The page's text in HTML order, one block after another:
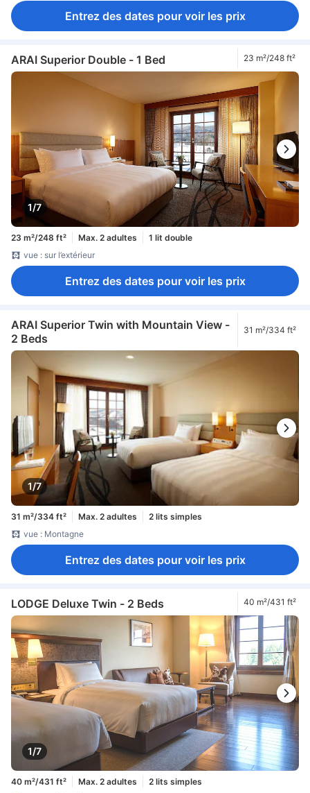
Entrez des dates pour voir les prix
ARAI Superior Double - 1 Bed 23 m²/248 ft²
1/7
23 m²/248 ft² Max. 2 adultes
1 lit double
vue : sur l’extérieur
Entrez des dates pour voir les prix
ARAI Superior Twin with Mountain View -
2 Beds
31 m²/334 ft²
1/7
31 m²/334 ft² Max. 2 adultes
2 lits simples
vue : Montagne
Entrez des dates pour voir les prix
LODGE Deluxe Twin - 2 Beds 40 m²/431 ft²
1/7
40 m²/431 ft² Max. 2 adultes
2 lits simples